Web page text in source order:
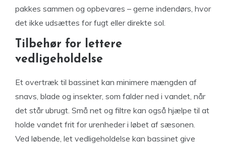
pakkes sammen og opbevares – gerne indendørs, hvor
det ikke udsættes for fugt eller direkte sol.
Tilbehør for lettere
vedligeholdelse
Et overtræk til bassinet kan minimere mængden af
snavs, blade og insekter, som falder ned i vandet, når
det står ubrugt. Små net og filtre kan også hjælpe til at
holde vandet frit for urenheder i løbet af sæsonen.
Ved løbende, let vedligeholdelse kan bassinet give